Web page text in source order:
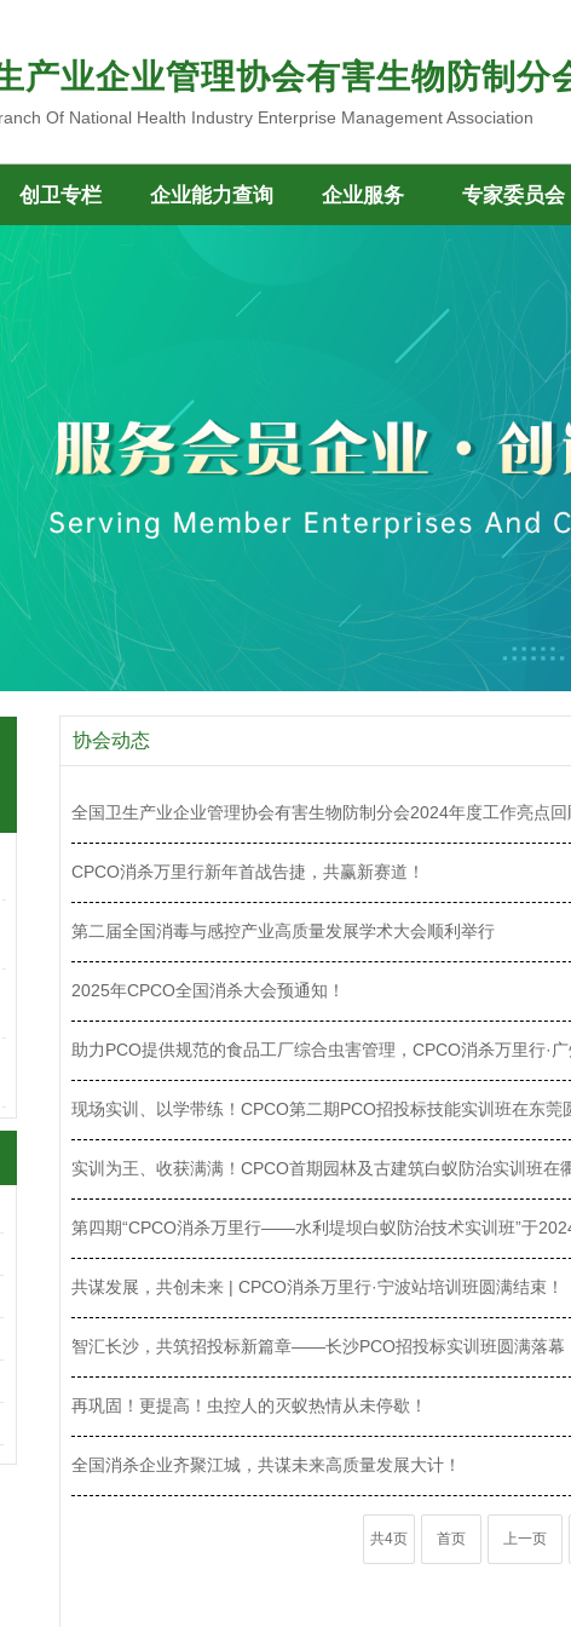
产业企业管理协会有害生物防制分
Of National Health Industry Enterprise Management Association
创卫专栏 企业能力查询 企业服务 专家委员会
协会动态
全国卫生产业企业管理协会有害生物防制分会2024年度工作亮点回
CPCO消杀万里行新年首战告捷，共赢新赛道！
第二届全国消毒与感控产业高质量发展学术大会顺利举行
2025年CPCO全国消杀大会预通知！
助力PCO提供规范的食品工厂综合虫害管理，CPCO消杀万里行·广
现场实训、以学带练！CPCO第二期PCO招投标技能实训班在东莞
实训为王、收获满满！CPCO首期园林及古建筑白蚁防治实训班在
第四期“CPCO消杀万里行——水利堤坝白蚁防治技术实训班”于
共谋发展，共创未来 | CPCO消杀万里行·宁波站培训班圆满结束！
智汇长沙，共筑招投标新篇章——长沙PCO招投标实训班圆满落幕
再巩固！更提高！虫控人的灭蚁热情从未停歇！
全国消杀企业齐聚江城，共谋未来高质量发展大计！
共4页 首页 上一页